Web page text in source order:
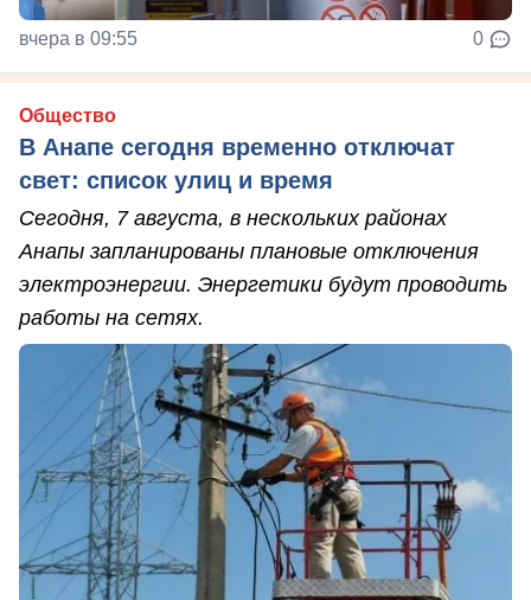
вчера в 09:55 0
Общество
В Анапе сегодня временно отключат
свет: список улиц и время
Сегодня, 7 августа, в нескольких районах
Анапы запланированы плановые отключения
электроэнергии. Энергетики будут проводить
работы на сетях.